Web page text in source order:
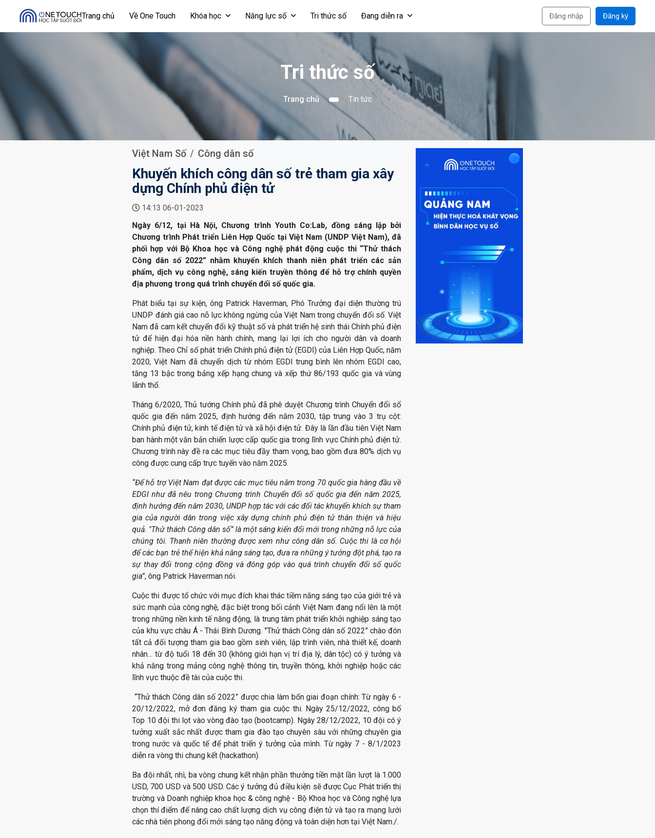
Trang chủ Về One Touch Khóa học Năng lực số Tri thức số Đang diễn ra Đăng nhập Đăng ký
Tri thức số
Trang chủ Tin tức
Việt Nam Số Công dân số
Khuyến khích công dân số trẻ tham gia xây
dựng Chính phủ điện tử
14:13 06-01-2023
Ngày 6/12, tại Hà Nội, Chương trình Youth Co:Lab, đồng sáng lập bởi
Chương trình Phát triển Liên Hợp Quốc tại Việt Nam (UNDP Việt Nam), đã
phối hợp với Bộ Khoa học và Công nghệ phát động cuộc thi “Thử thách
Công dân số 2022” nhằm khuyến khích thanh niên phát triển các sản
phẩm, dịch vụ công nghệ, sáng kiến truyền thông để hỗ trợ chính quyền
địa phương trong quá trình chuyển đổi số quốc gia.
Phát biểu tại sự kiện, ông Patrick Haverman, Phó Trưởng đại diện thường trú
UNDP đánh giá cao nỗ lực không ngừng của Việt Nam trong chuyển đổi số. Việt
Nam đã cam kết chuyển đổi kỹ thuật số và phát triển hệ sinh thái Chính phủ điện
tử để hiện đại hóa nền hành chính, mang lại lợi ích cho người dân và doanh
nghiệp. Theo Chỉ số phát triển Chính phủ điện tử (EGDI) của Liên Hợp Quốc, năm
2020, Việt Nam đã chuyển dịch từ nhóm EGDI trung bình lên nhóm EGDI cao,
tăng 13 bậc trong bảng xếp hạng chung và xếp thứ 86/193 quốc gia và vùng
lãnh thổ.
Tháng 6/2020, Thủ tướng Chính phủ đã phê duyệt Chương trình Chuyển đổi số
quốc gia đến năm 2025, định hướng đến năm 2030, tập trung vào 3 trụ cột:
Chính phủ điện tử, kinh tế điện tử và xã hội điện tử. Đây là lần đầu tiên Việt Nam
ban hành một văn bản chiến lược cấp quốc gia trong lĩnh vực Chính phủ điện tử.
Chương trình này đề ra các mục tiêu đầy tham vọng, bao gồm đưa 80% dịch vụ
công được cung cấp trực tuyến vào năm 2025.
“Để hỗ trợ Việt Nam đạt được các mục tiêu nằm trong 70 quốc gia hàng đầu về
EDGI như đã nêu trong Chương trình Chuyển đổi số quốc gia đến năm 2025,
định hướng đến năm 2030, UNDP hợp tác với các đối tác khuyến khích sự tham
gia của người dân trong việc xây dựng chính phủ điện tử thân thiện và hiệu
quả. "Thử thách Công dân số” là một sáng kiến đổi mới trong những nỗ lực của
chúng tôi. Thanh niên thường được xem như công dân số. Cuộc thi là cơ hội
để các bạn trẻ thể hiện khả năng sáng tạo, đưa ra những ý tưởng đột phá, tạo ra
sự thay đổi trong cộng đồng và đóng góp vào quá trình chuyển đổi số quốc
gia”, ông Patrick Haverman nói.
Cuộc thi được tổ chức với mục đích khai thác tiềm năng sáng tạo của giới trẻ và
sức mạnh của công nghệ, đặc biệt trong bối cảnh Việt Nam đang nổi lên là một
trong những nền kinh tế năng động, là trung tâm phát triển khởi nghiệp sáng tạo
của khu vực châu Á - Thái Bình Dương. "Thử thách Công dân số 2022” chào đón
tất cả đối tượng tham gia bao gồm sinh viên, lập trình viên, nhà thiết kế, doanh
nhân… từ độ tuổi 18 đến 30 (không giới hạn vị trí địa lý, dân tộc) có ý tưởng và
khả năng trong mảng công nghệ thông tin, truyền thông, khởi nghiệp hoặc các
lĩnh vực thuộc đề tài của cuộc thi.
“Thử thách Công dân số 2022” được chia làm bốn giai đoạn chính: Từ ngày 6 -
20/12/2022, mở đơn đăng ký tham gia cuộc thi. Ngày 25/12/2022, công bố
Top 10 đội thi lọt vào vòng đào tạo (bootcamp). Ngày 28/12/2022, 10 đội có ý
tưởng xuất sắc nhất được tham gia đào tạo chuyên sâu với những chuyên gia
trong nước và quốc tế để phát triển ý tưởng của mình. Từ ngày 7 - 8/1/2023
diễn ra vòng thi chung kết (hackathon).
Ba đội nhất, nhì, ba vòng chung kết nhận phần thưởng tiền mặt lần lượt là ​​1.000
USD, 700 USD và 500 USD. Các ý tưởng đủ điều kiện sẽ được Cục Phát triển thị
trường và Doanh nghiệp khoa học & công nghệ - Bộ Khoa học và Công nghệ lựa
chọn thí điểm để nâng cao chất lượng dịch vụ công điện tử và tạo ra mạng lưới
các nhà tiên phong đổi mới sáng tạo năng động và toàn diện hơn tại Việt Nam./.